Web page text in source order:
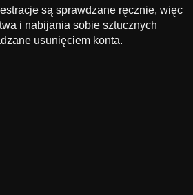
są sprawdzane ręcznie, więc
i nabijania sobie sztucznych
usunięciem konta.